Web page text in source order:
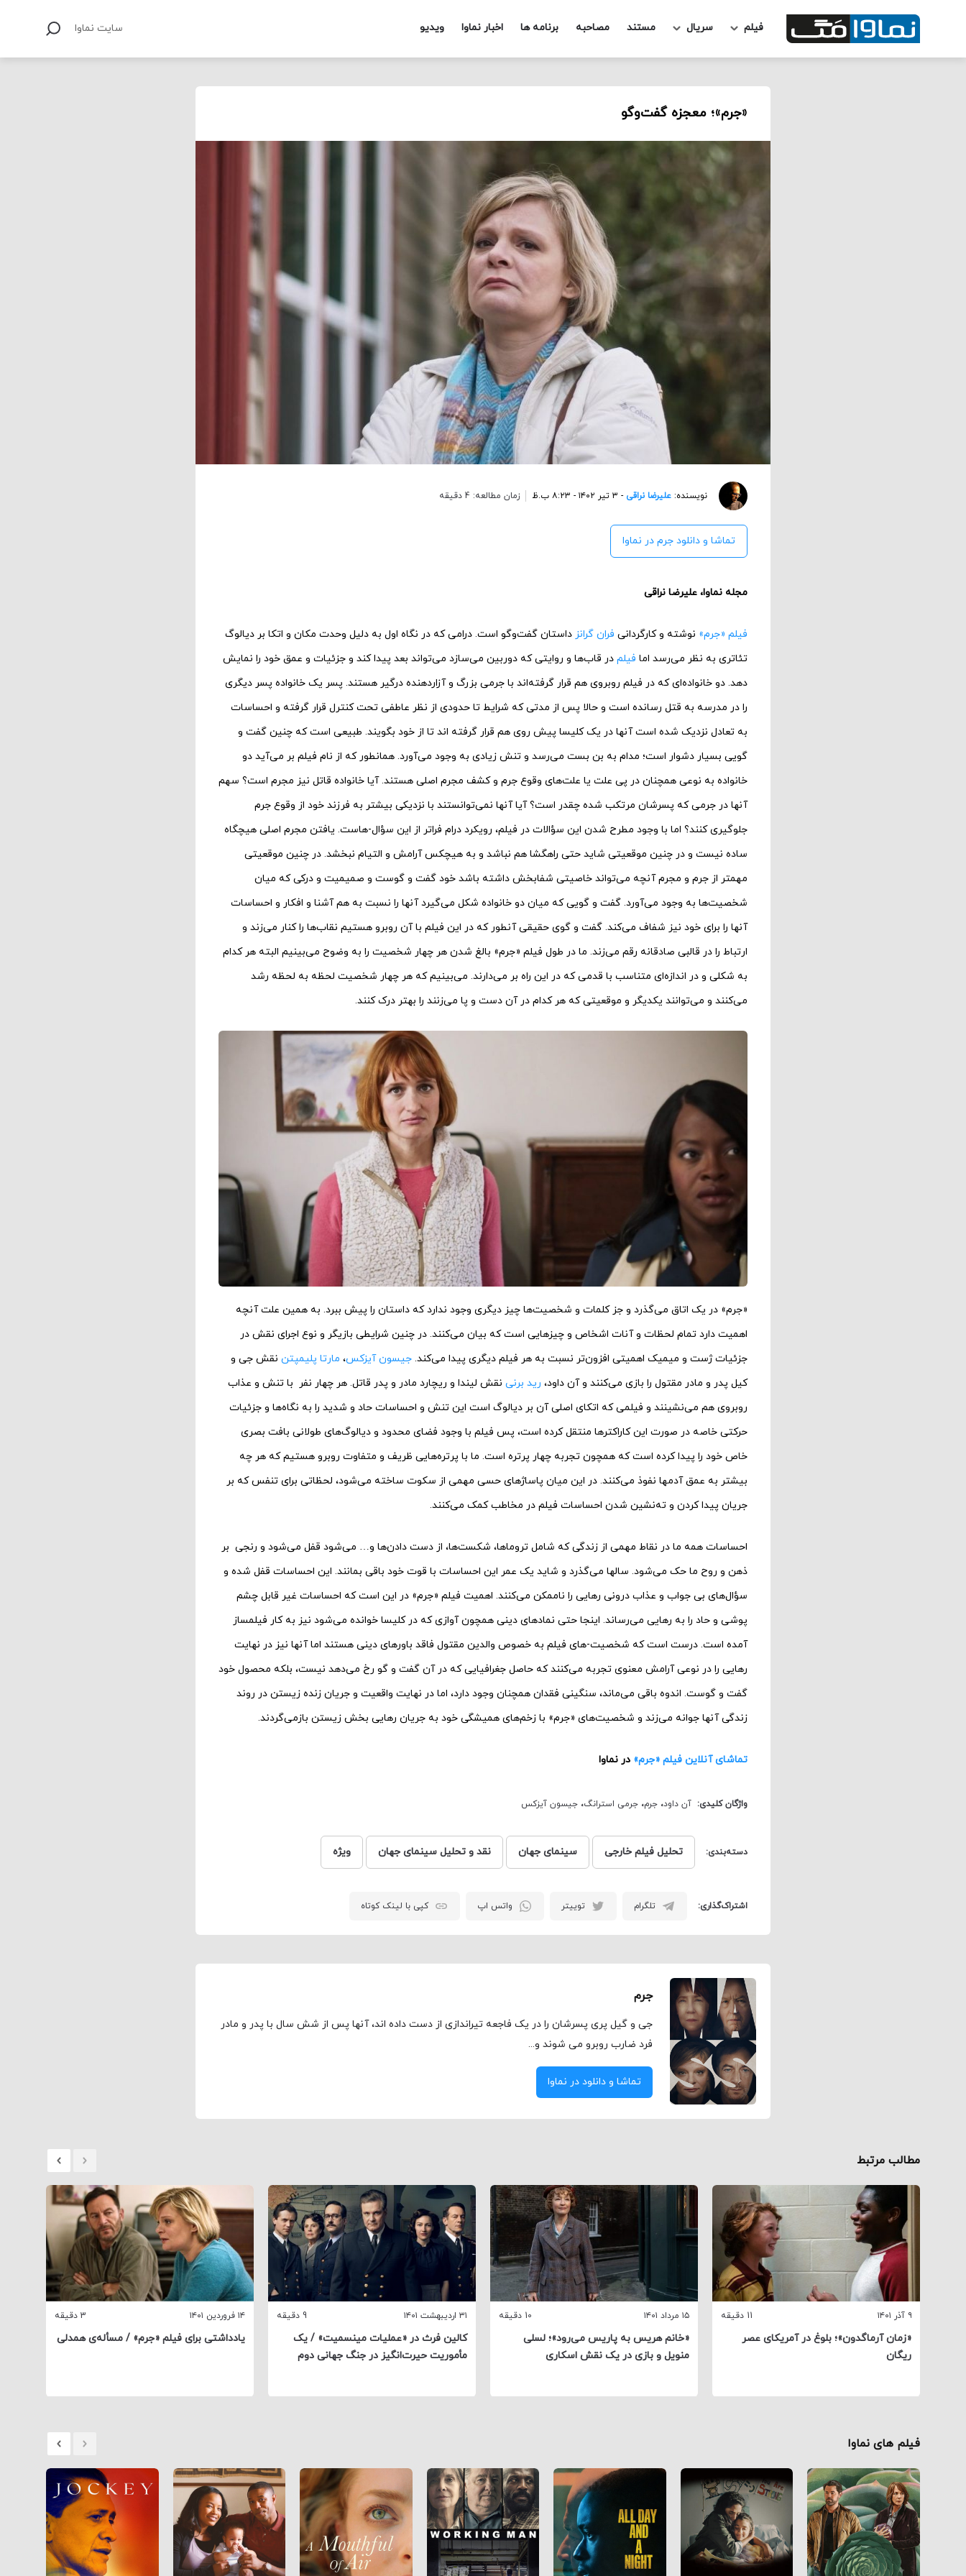
فیلم سریال مستند مصاحبه برنامه ها اخبار نماوا ویدیو سایت نماوا
«جرم»؛ معجزه گفت‌وگو
نویسنده: علیرضا نراقی - ۳ تیر ۱۴۰۲ - ۸:۲۳ ب.ظ زمان مطالعه: 4 دقیقه
تماشا و دانلود جرم در نماوا
مجله نماوا، علیرضا نراقی
فیلم «جرم» نوشته و کارگردانی فران گرانز داستان گفت‌وگو است. درامی که در نگاه اول به دلیل وحدت مکان و اتکا بر دیالوگ
تئاتری به نظر می‌‌رسد اما فیلم در قاب‌‌ها و روایتی که دوربین می‌‌سازد می‌‌تواند بعد پیدا کند و جزئیات و عمق خود را نمایش
دهد. دو خانواده‌‌ای که در فیلم روبروی هم قرار گرفته‌‌اند با جرمی بزرگ و آزاردهنده درگیر هستند. پسر یک خانواده پسر دیگری
را در مدرسه به قتل رسانده است و حالا پس از مدتی که شرایط تا حدودی از نظر عاطفی تحت کنترل قرار گرفته و احساسات
به تعادل نزدیک شده است آنها در یک کلیسا پیش روی هم قرار گرفته اند تا از خود بگویند. طبیعی است که چنین گفت و
گویی بسیار دشوار است؛ مدام به بن بست می‌‌رسد و تنش زیادی به وجود می‌‌آورد. همانطور که از نام فیلم بر می‌‌آید دو
خانواده به نوعی همچنان در پی علت یا علت‌‌های وقوع جرم و کشف مجرم اصلی هستند. آیا خانواده قاتل نیز مجرم است؟ سهم
آنها در جرمی که پسرشان مرتکب شده چقدر است؟ آیا آنها نمی‌‌توانستند با نزدیکی بیشتر به فرزند خود از وقوع جرم
جلوگیری کنند؟ اما با وجود مطرح شدن این سؤالات در فیلم، رویکرد درام فراتر از این سؤال-هاست. یافتن مجرم اصلی هیچگاه
ساده نیست و در چنین موقعیتی شاید حتی راهگشا هم نباشد و به هیچکس آرامش و التیام نبخشد. در چنین موقعیتی
مهمتر از جرم و مجرم آنچه می‌‌تواند خاصیتی شفابخش داشته باشد خود گفت و گوست و صمیمیت و درکی که میان
شخصیت‌‌ها به وجود می‌‌آورد. گفت و گویی که میان دو خانواده شکل می‌‌گیرد آنها را نسبت به هم آشنا و افکار و احساسات
آنها را برای خود نیز شفاف می‌‌کند. گفت و گوی حقیقی آنطور که در این فیلم با آن روبرو هستیم نقاب‌‌ها را کنار می‌‌زند و
ارتباط را در قالبی صادقانه رقم می‌‌زند. ما در طول فیلم «جرم» بالغ شدن هر چهار شخصیت را به وضوح می‌‌بینیم البته هر کدام
به شکلی و در اندازه‌‌ای متناسب با قدمی که در این راه بر می‌‌دارند. می‌‌بینیم که هر چهار شخصیت لحظه به لحظه رشد
می‌‌کنند و می‌‌توانند یکدیگر و موقعیتی که هر کدام در آن دست و پا می‌‌زنند را بهتر درک کنند.
«جرم» در یک اتاق می‌‌گذرد و جز کلمات و شخصیت‌‌ها چیز دیگری وجود ندارد که داستان را پیش ببرد. به همین علت آنچه
اهمیت دارد تمام لحظات و آنات اشخاص و چیزهایی است که بیان می‌‌کنند. در چنین شرایطی بازیگر و نوع اجرای نقش در
جزئیات ژست و میمیک اهمیتی افزون‌‌تر نسبت به هر فیلم دیگری پیدا می‌‌کند. جیسون آیزکس، مارتا پلیمپتن نقش جی و
کیل پدر و مادر مقتول را بازی می‌‌کنند و آن داود، رید برنی نقش لیندا و ریچارد مادر و پدر قاتل. هر چهار نفر با تنش و عذاب
روبروی هم می‌‌نشینند و فیلمی که اتکای اصلی آن بر دیالوگ است این تنش و احساسات حاد و شدید را به نگاه‌‌ها و جزئیات
حرکتی خاصه در صورت این کاراکترها منتقل کرده است، پس فیلم با وجود فضای محدود و دیالوگ‌‌های طولانی بافت بصری
خاص خود را پیدا کرده است که همچون تجربه چهار پرتره است. ما با پرتره‌‌هایی ظریف و متفاوت روبرو هستیم که هر چه
بیشتر به عمق آدمها نفوذ می‌‌کنند. در این میان پاساژهای حسی مهمی از سکوت ساخته می‌‌شود، لحظاتی برای تنفس که بر
جریان پیدا کردن و ته‌‌نشین شدن احساسات فیلم در مخاطب کمک می‌‌کنند.
احساسات همه ما در نقاط مهمی از زندگی که شامل تروماها، شکست‌‌ها، از دست دادن‌‌ها و… می‌‌شود قفل می‌‌شود و رنجی بر
ذهن و روح ما حک می‌شود. سالها می‌‌گذرد و شاید یک عمر این احساسات با قوت خود باقی بمانند. این احساسات قفل شده و
سؤال‌‌های بی جواب و عذاب درونی رهایی را ناممکن می‌‌کنند. اهمیت فیلم «جرم» در این است که احساسات غیر قابل چشم
پوشی و حاد را به رهایی می‌‌رساند. اینجا حتی نمادهای دینی همچون آوازی که در کلیسا خوانده می‌‌شود نیز به کار فیلمساز
آمده است. درست است که شخصیت-های فیلم به خصوص والدین مقتول فاقد باورهای دینی هستند اما آنها نیز در نهایت
رهایی را در نوعی آرامش معنوی تجربه می‌‌کنند که حاصل جغرافیایی که در آن گفت و گو رخ می‌‌دهد نیست، بلکه محصول خود
گفت و گوست. اندوه باقی می‌‌ماند، سنگینی فقدان همچنان وجود دارد، اما در نهایت واقعیت و جریان زنده زیستن در روند
زندگی آنها جوانه می‌‌زند و شخصیت‌‌های «جرم» با زخم‌‌های همیشگی خود به جریان رهایی بخش زیستن بازمی‌‌گردند.
تماشای آنلاین فیلم «جرم» در نماوا
واژگان کلیدی: آن داود، جرم، جرمی استرانگ، جیسون آیزکس
دسته‌بندی: تحلیل فیلم خارجی سینمای جهان نقد و تحلیل سینمای جهان ویژه
اشتراک‌گذاری: تلگرام توییتر واتس اپ کپی با لینک کوتاه
جرم
جی و گیل پری پسرشان را در یک فاجعه تیراندازی از دست داده اند، آنها پس از شش سال با پدر و مادر
فرد ضارب روبرو می شوند و...
تماشا و دانلود در نماوا
مطالب مرتبط
۹ آذر ۱۴۰۱ 11 دقیقه
«زمان آرماگدون»؛ بلوغ در آمریکای عصر
ریگان
۱۵ مرداد ۱۴۰۱ 10 دقیقه
«خانم هریس به پاریس می‌رود»؛ لسلی
منویل و بازی در یک نقش اسکاری
۳۱ اردیبهشت ۱۴۰۱ 9 دقیقه
کالین فرث در «عملیات مینسمیت» / یک
مأموریت حیرت‌انگیز در جنگ جهانی دوم
۱۴ فروردین ۱۴۰۱ 3 دقیقه
یادداشتی برای فیلم «جرم» / مسأله‌‌‌‌‌‌ی همدلی
فیلم های نماوا